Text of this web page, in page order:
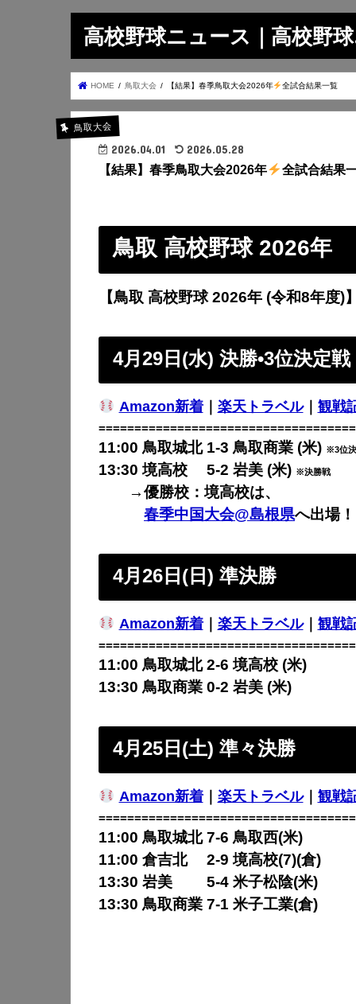
高校野球ニュース｜高校野
HOME 鳥取大会 【結果】春季鳥取大会2026年 全試合結果一覧
鳥取大会
2026.04.01 2026.05.28
【結果】春季鳥取大会2026年 全試合結果
鳥取 高校野球 2026年
【鳥取 高校野球 2026年 (令和8年度)】
4月29日(水) 決勝•3位決定戦
Amazon新着｜ 楽天トラベル｜ 観戦
11:00 鳥取城北 1-3 鳥取商業 (米) ※3位
13:30 境高校 5-2 岩美 (米) ※決勝戦
→優勝校：境高校は、
春季中国大会@島根県へ出場！
4月26日(日) 準決勝
Amazon新着｜ 楽天トラベル｜ 観戦
11:00 鳥取城北 2-6 境高校 (米)
13:30 鳥取商業 0-2 岩美 (米)
4月25日(土) 準々決勝
Amazon新着｜ 楽天トラベル｜ 観戦
11:00 鳥取城北 7-6 鳥取西(米)
11:00 倉吉北 2-9 境高校(7)(倉)
13:30 岩美 5-4 米子松陰(米)
13:30 鳥取商業 7-1 米子工業(倉)